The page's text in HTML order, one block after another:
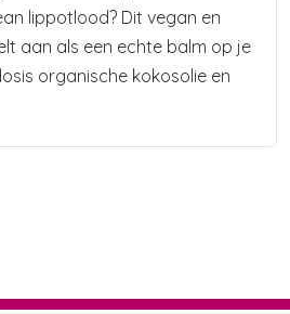
lippotlood? Dit vegan en
aan als een echte balm op je
organische kokosolie en